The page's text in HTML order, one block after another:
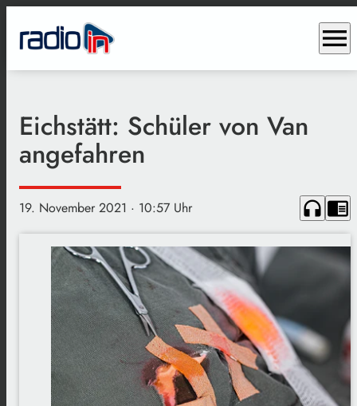
menu
Eichstätt: Schüler von Van
angefahren
19. November 2021 · 10:57 Uhr headphones chrome_reader_mode